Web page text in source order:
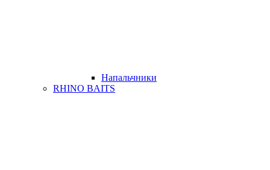
Напальчники
RHINO BAITS